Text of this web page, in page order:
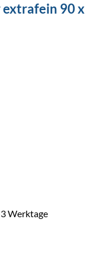
90 x
Werktage